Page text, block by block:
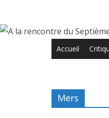
contenu
Accueil
Mers